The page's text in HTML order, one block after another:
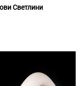
Светлини